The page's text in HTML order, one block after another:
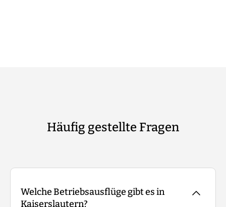
Häufig gestellte Fragen
Welche Betriebsausflüge gibt es in
Kaiserslautern?